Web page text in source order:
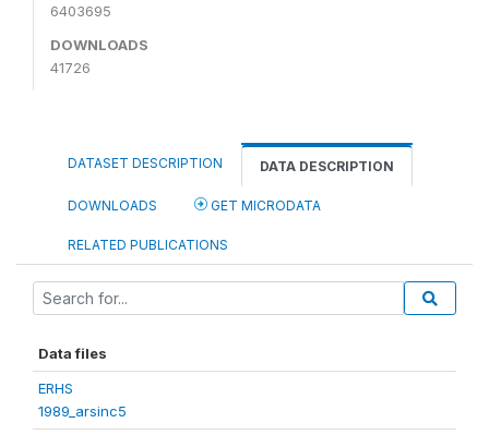
6403695
DOWNLOADS
41726
DATASET DESCRIPTION DATA DESCRIPTION
DOWNLOADS GET MICRODATA
RELATED PUBLICATIONS
Data files
ERHS
1989_arsinc5